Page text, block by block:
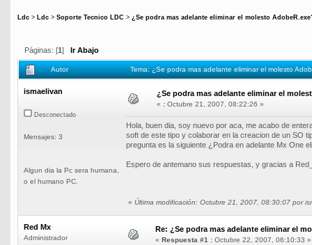
Ldc > Ldc > Soporte Tecnico LDC > ¿Se podra mas adelante eliminar el molesto
Páginas: [1 ] Ir Abajo
Autor Tema: ¿Se podra mas adelante eliminar el molesto
ismaelivan
Desconectado
Mensajes: 3
Algun dia la Pc sera humana,
o el humano PC.
¿Se podra mas adelante eliminar el
« : Octubre 21, 2007, 08:22:26 »
Hola, buen dia, soy nuevo por aca, me acabo de
soft de este tipo y colaborar en la creacion de un SO
pregunta es la siguiente ¿Podra en adelante Mx One
Espero de antemano sus respuestas, y gracias a
« Última modificación: Octubre 21, 2007, 08:30:07 por
Red Mx
Administrador
Re: ¿Se podra mas adelante eliminar el
« Respuesta #1 : Octubre 22, 2007, 06:10:33 »